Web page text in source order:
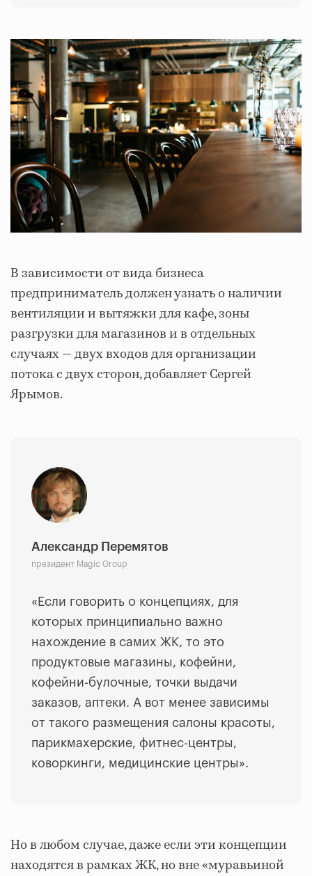
В зависимости от вида бизнеса
предприниматель должен узнать о наличии
вентиляции и вытяжки для кафе, зоны
разгрузки для магазинов и в отдельных
случаях — двух входов для организации
потока с двух сторон, добавляет Сергей
Ярымов.
Александр Перемятов
президент Magic Group
«Если говорить о концепциях, для
которых принципиально важно
нахождение в самих ЖК, то это
продуктовые магазины, кофейни,
кофейни-булочные, точки выдачи
заказов, аптеки. А вот менее зависимы
от такого размещения салоны красоты,
парикмахерские, фитнес-центры,
коворкинги, медицинские центры».
Но в любом случае, даже если эти концепции
находятся в рамках ЖК, но вне «муравьиной